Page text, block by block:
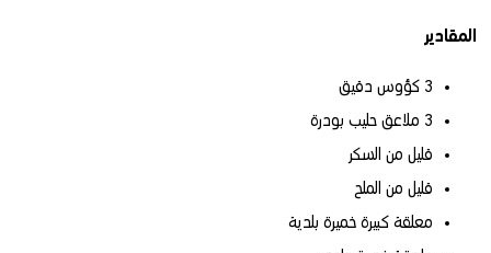
المقادير
3 كؤوس دقيق
3 ملاعق حليب بودرة
قليل من السكر
قليل من الملح
معلقة كبيرة خميرة بلدية